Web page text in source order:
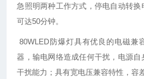
急照明两种工作方式，停电自动转
可达50分钟。
80WLED防爆灯具有优良的电磁兼
器，输电网络造成任何干扰，电源
干扰能力；具有宽电压兼容特性，容